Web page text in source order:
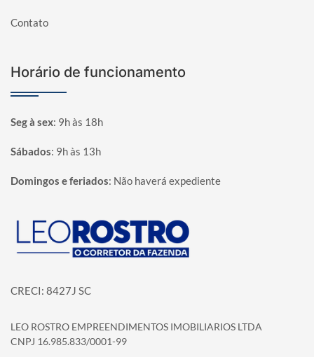
Contato
Horário de funcionamento
Seg à sex: 9h às 18h
Sábados: 9h às 13h
Domingos e feriados: Não haverá expediente
Página inicial
CRECI: 8427J SC
LEO ROSTRO EMPREENDIMENTOS IMOBILIARIOS LTDA
CNPJ 16.985.833/0001-99